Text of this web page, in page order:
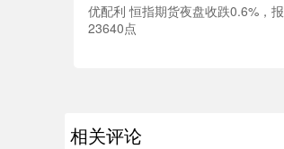
优配利 恒指期货夜盘收跌0.6%，报
23640点
相关评论